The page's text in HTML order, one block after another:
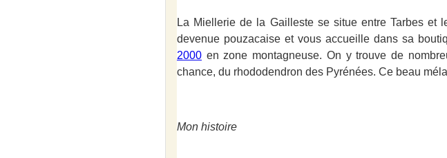
La Miellerie de la Gailleste se situe entre Tarbes et
devenue pouzacaise et vous accueille dans sa
2000 en zone montagneuse. On y trouve de
chance, du rhododendron des Pyrénées. Ce beau
Mon histoire